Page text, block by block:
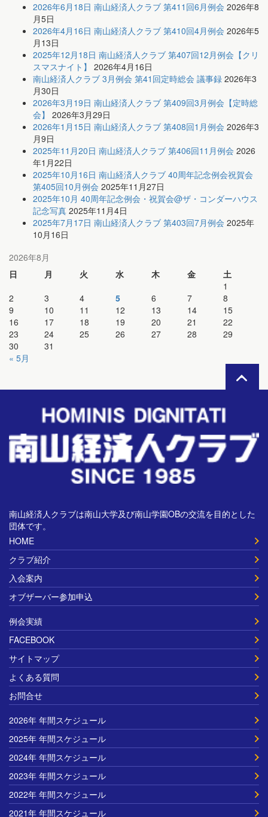
2026年6月18日 南山経済人クラブ 第411回6月例会 2026年8
月5日
2026年4月16日 南山経済人クラブ 第410回4月例会 2026年5
月13日
2025年12月18日 南山経済人クラブ 第407回12月例会【クリ
スマスナイト】 2026年4月16日
南山経済人クラブ 3月例会 第41回定時総会 議事録 2026年3
月30日
2026年3月19日 南山経済人クラブ 第409回3月例会【定時総
会】 2026年3月29日
2026年1月15日 南山経済人クラブ 第408回1月例会 2026年3
月9日
2025年11月20日 南山経済人クラブ 第406回11月例会 2026
年1月22日
2025年10月16日 南山経済人クラブ 40周年記念例会祝賀会
第405回10月例会 2025年11月27日
2025年10月 40周年記念例会・祝賀会@ザ・コンダーハウス
記念写真 2025年11月4日
2025年7月17日 南山経済人クラブ 第403回7月例会 2025年
10月16日
2026年8月
日
月 火 水 木 金
土
1
2
3 4 5 6 7
8
9
10 11 12 13 14
15
16
17 18 19 20 21
22
23
24 25 26 27 28
29
30
31
« 5月
南山経済人クラブは南山大学及び南山学園OBの交流を目的とした
団体です。
HOME
クラブ紹介
入会案内
オブザーバー参加申込
例会実績
FACEBOOK
サイトマップ
よくある質問
お問合せ
2026年 年間スケジュール
2025年 年間スケジュール
2024年 年間スケジュール
2023年 年間スケジュール
2022年 年間スケジュール
2021年 年間スケジュール